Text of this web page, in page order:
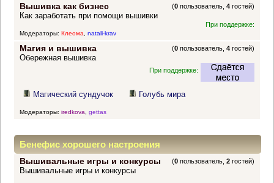
Вышивка как бизнес (0 пользователь,4 гостей)
Как заработать при помощи вышивки
При поддержке:
Модераторы: Клеома, natali-krav
Магия и вышивка (0 пользователь,4 гостей)
Обережная вышивка
При поддержке:
Магический сундучок Голубь мира
Модераторы: iredkova gettas
Бенефис хорошего настроения
Вышивальные игры и конкурсы (0 пользователь,2 гостей)
Вышивальные игры и конкурсы